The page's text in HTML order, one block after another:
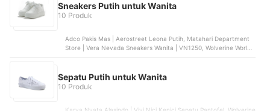
Sneakers Putih untuk Wanita
10 Produk
Adco Pakis Mas | Aerostreet Leona Putih, Matahari Department
Store | Vera Nevada Sneakers Wanita | VN1250, Wolverine World
Sepatu Putih untuk Wanita
10 Produk